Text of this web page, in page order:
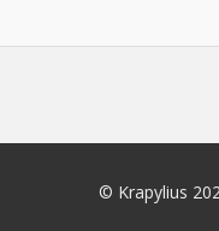
© Krapylius